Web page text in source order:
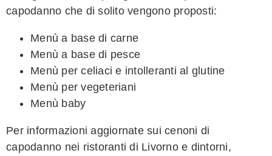
capodanno che di solito vengono proposti:
Menù a base di carne
Menù a base di pesce
Menù per celiaci e intolleranti al glutine
Menù per vegeteriani
Menù baby
Per informazioni aggiornate sui cenoni di
capodanno nei ristoranti di Livorno e dintorni,